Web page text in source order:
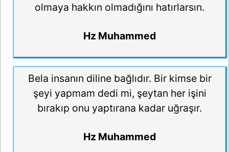
olmaya hakkın olmadığını hatırlarsın.
Hz Muhammed
Bela insanın diline bağlıdır. Bir kimse bir
şeyi yapmam dedi mi, şeytan her işini
bırakıp onu yaptırana kadar uğraşır.
Hz Muhammed